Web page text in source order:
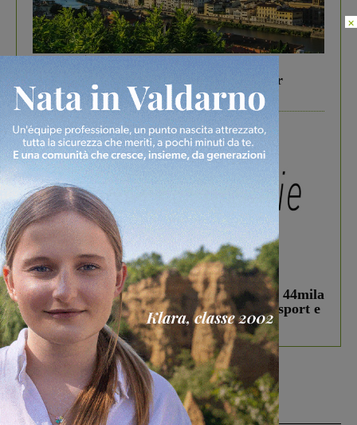
Gita di famiglia a Firenze: 5 idee per far
divertire i tuoi figli
In vetrina 3 Agosto 2026
Estra Notizie agosto: Smart Cities, oltre 44mila
studenti coinvolti, torna il bando per lo sport e
debutta il podcast Estrair
Più lette
×